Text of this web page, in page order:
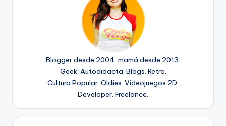
Blogger desde 2004, mamá desde 2013.
Geek. Autodidacta. Blogs. Retro.
Cultura Popular. Oldies. Videojuegos 2D.
Developer. Freelance.